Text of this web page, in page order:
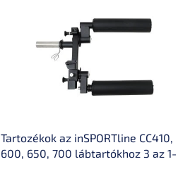
Tartozékok az inSPORTline CC410,
600, 650, 700 lábtartókhoz 3 az 1-